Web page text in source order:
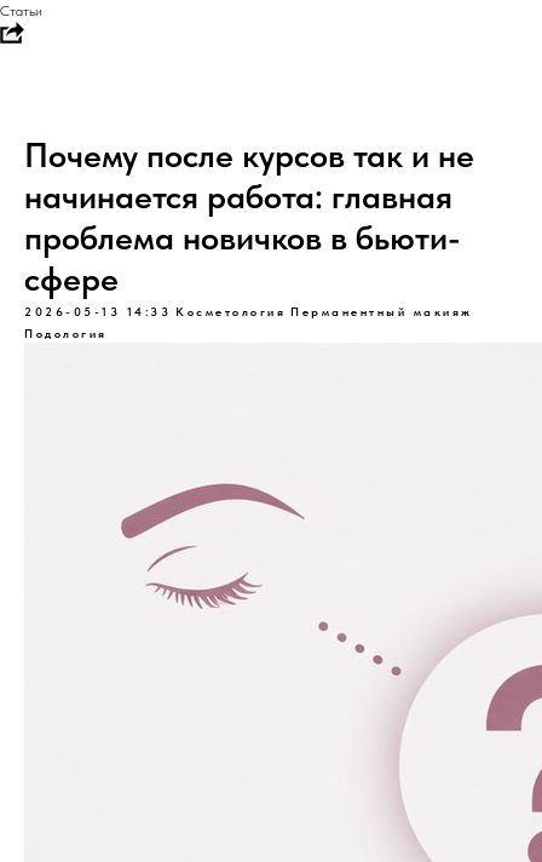
Статьи
Почему после курсов так и не
начинается работа: главная
проблема новичков в бьюти-
сфере
2026-05-13 14:33 Косметология Перманентный макияж
Подология